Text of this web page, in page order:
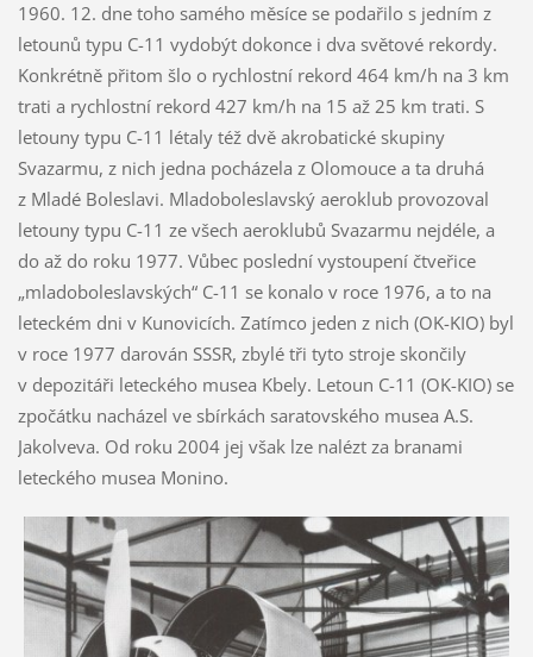
1960. 12. dne toho samého měsíce se podařilo s jedním z
letounů typu C-11 vydobýt dokonce i dva světové rekordy.
Konkrétně přitom šlo o rychlostní rekord 464 km/h na 3 km
trati a rychlostní rekord 427 km/h na 15 až 25 km trati. S
letouny typu C-11 létaly též dvě akrobatické skupiny
Svazarmu, z nich jedna pocházela z Olomouce a ta druhá
z Mladé Boleslavi. Mladoboleslavský aeroklub provozoval
letouny typu C-11 ze všech aeroklubů Svazarmu nejdéle, a
do až do roku 1977. Vůbec poslední vystoupení čtveřice
„mladoboleslavských“ C-11 se konalo v roce 1976, a to na
leteckém dni v Kunovicích. Zatímco jeden z nich (OK-KIO) byl
v roce 1977 darován SSSR, zbylé tři tyto stroje skončily
v depozitáři leteckého musea Kbely. Letoun C-11 (OK-KIO) se
zpočátku nacházel ve sbírkách saratovského musea A.S.
Jakolveva. Od roku 2004 jej však lze nalézt za branami
leteckého musea Monino.